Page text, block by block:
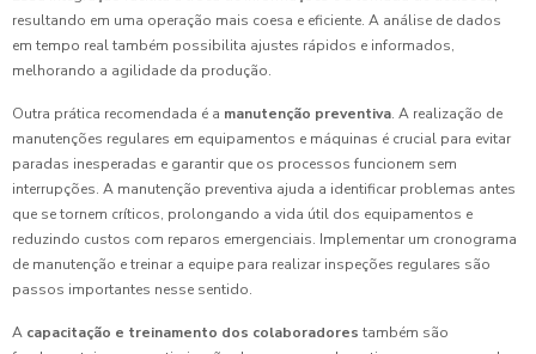
resultando em uma operação mais coesa e eficiente. A análise de dados
em tempo real também possibilita ajustes rápidos e informados,
melhorando a agilidade da produção.
Outra prática recomendada é a manutenção preventiva. A realização de
manutenções regulares em equipamentos e máquinas é crucial para evitar
paradas inesperadas e garantir que os processos funcionem sem
interrupções. A manutenção preventiva ajuda a identificar problemas antes
que se tornem críticos, prolongando a vida útil dos equipamentos e
reduzindo custos com reparos emergenciais. Implementar um cronograma
de manutenção e treinar a equipe para realizar inspeções regulares são
passos importantes nesse sentido.
A capacitação e treinamento dos colaboradores também são